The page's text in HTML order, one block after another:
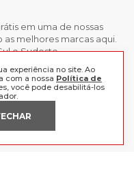
experiência no site. Ao
com a nossa Política de
você pode desabilitá-los
em uma de nossas
melhores marcas aqui.
e Sudeste.